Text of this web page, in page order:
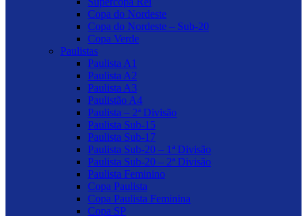
Copa do Nordeste
Copa do Nordeste – Sub-20
Copa Verde
Paulistas
Paulista A1
Paulista A2
Paulista A3
Paulistão A4
Paulista – 2ª Divisão
Paulista Sub-15
Paulista Sub-17
Paulista Sub-20 – 1ª Divisão
Paulista Sub-20 – 2ª Divisão
Paulista Feminino
Copa Paulista
Copa Paulista Feminina
Copa SP